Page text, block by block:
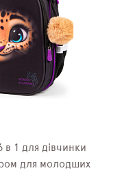
1 для дівчинки
для молодших